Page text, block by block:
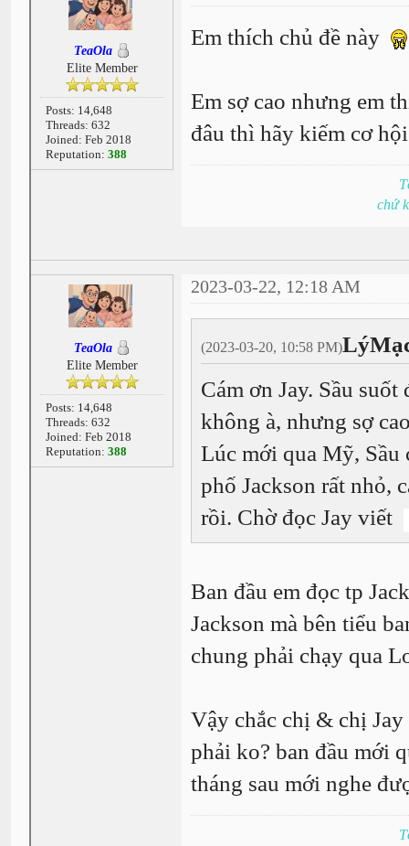
TeaOla
Elite Member
Posts: 14,648
Threads: 632
Joined: Feb 2018
Reputation: 388
Em thích chủ đề này
Em sợ cao nhưng em
đâu thì hãy kiếm cơ
chứ
TeaOla
Elite Member
Posts: 14,648
Threads: 632
Joined: Feb 2018
Reputation: 388
2023-03-22, 12:18 AM
(2023-03-20, 10:58 PM)
Cám ơn Jay. Sầu
không à, nhưng sợ
Lúc mới qua Mỹ, Sầu
phố Jackson rất nhỏ,
rồi. Chờ đọc Jay viết
Ban đầu em đọc tp
Jackson mà bên tiểu
chung phải chạy qua
Vậy chắc chị & chị
phải ko? ban đầu mới
tháng sau mới nghe